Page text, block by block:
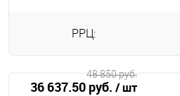
РРЦ:
36 637.50 руб. / шт
48 850 руб.